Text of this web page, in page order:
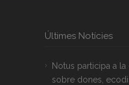
Últimes Notícies
Notus participa a la
sobre dones,